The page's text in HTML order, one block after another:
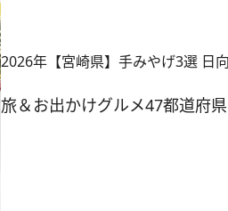
2026年【宮崎県】手みやげ3選 日
旅＆お出かけグルメ47都道府県